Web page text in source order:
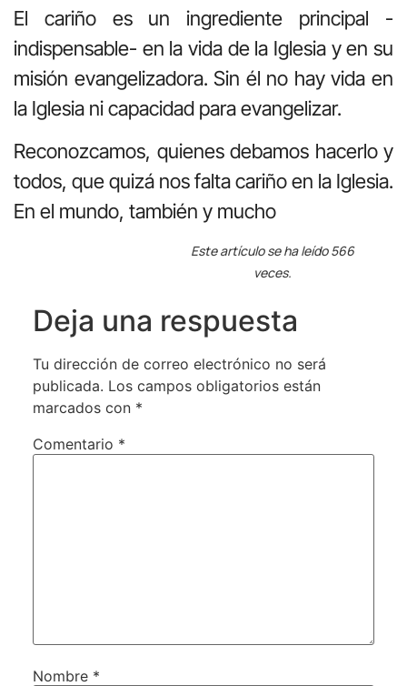
El cariño es un ingrediente principal -
indispensable- en la vida de la Iglesia y en su
misión evangelizadora. Sin él no hay vida en
la Iglesia ni capacidad para evangelizar.
Reconozcamos, quienes debamos hacerlo y
todos, que quizá nos falta cariño en la Iglesia.
En el mundo, también y mucho
Este artículo se ha leído 566
veces.
Deja una respuesta
Tu dirección de correo electrónico no será
publicada. Los campos obligatorios están
marcados con *
Comentario *
Nombre *